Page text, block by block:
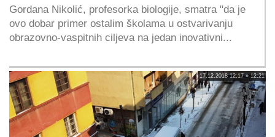
Gordana Nikolić, profesorka biologije, smatra "da je
ovo dobar primer ostalim školama u ostvarivanju
obrazovno-vaspitnih ciljeva na jedan inovativni...
17.12.2018 12:17 » 12:21